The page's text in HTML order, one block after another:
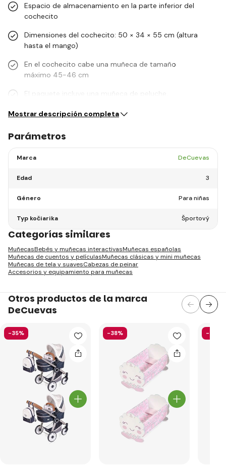
Espacio de almacenamiento en la parte inferior del
cochecito
Dimensiones del cochecito: 50 × 34 × 55 cm (altura
hasta el mango)
En el cochecito cabe una muñeca de tamaño
máximo 45-46 cm
El paquete incluye una muñeca de peluche…
Mostrar descripción completa
Parámetros
Marca DeCuevas
Edad 3
Género Para niñas
Typ kočiarika Športový
Categorías similares
MuñecasBebés y muñecas interactivasMuñecas españolas
Muñecas de cuentos y películasMuñecas clásicas y mini muñecas
Muñecas de tela y suavesCabezas de peinar
Accesorios y equipamiento para muñecas
Otros productos de la marca
DeCuevas
-35% -38% -28%